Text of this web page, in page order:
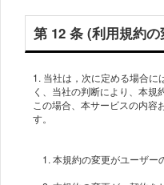
第 12 条 (利用規約の
1. 当社は，次に定める場合に
く、当社の判断により、本規
この場合、本サービスの内容
1. 本規約の変更がユーザー